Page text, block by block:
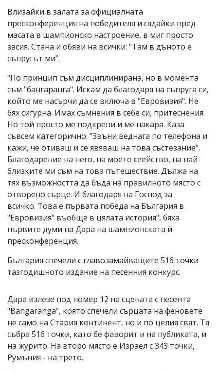
Влизайки в залата за официалната
пресконференция на победителя и сядайки пред
масата в шампионско настроение, в миг просто
засия. Стана и обяви на всички: "Там в дъното е
съпругът ми".
"По принцип съм дисциплинирана, но в момента
съм "бангаранга". Искам да благодаря на съпруга си,
който ме насърчи да се включа в "Евровизия". Не
бях сигурна. Имах съмнения в себе си, притеснения.
Но той просто ме подкрепи и ме накара. Каза
съвсем категорично: "Звъни веднага по телефона и
кажи, че отиваш и се явяваш на това състезание".
Благодарение на него, на моето сеейство, на най-
близките ми съм на това пътешествие. Дължа на
тях възможността да бъда на правилното място с
отворено сърце. И благодаря на Господ за
всичко. Това е първата победа на България в
"Евровизия" въобще в цялата история", бяха
първите думи на Дара на шампионската й
пресконференция.
България спечели с главозамайващите 516 точки
тазгодишното издание на песенния конкурс.
Дара излезе под номер 12 на сцената с песента
"Bangaranga", която спечели сърцата на феновете
не само на Стария континент, но и по целия свят. Тя
събра 516 точки, като бе фаворит и на публиката, и
на журито. На второ място е Израел с 343 точки,
Румъния - на трето.